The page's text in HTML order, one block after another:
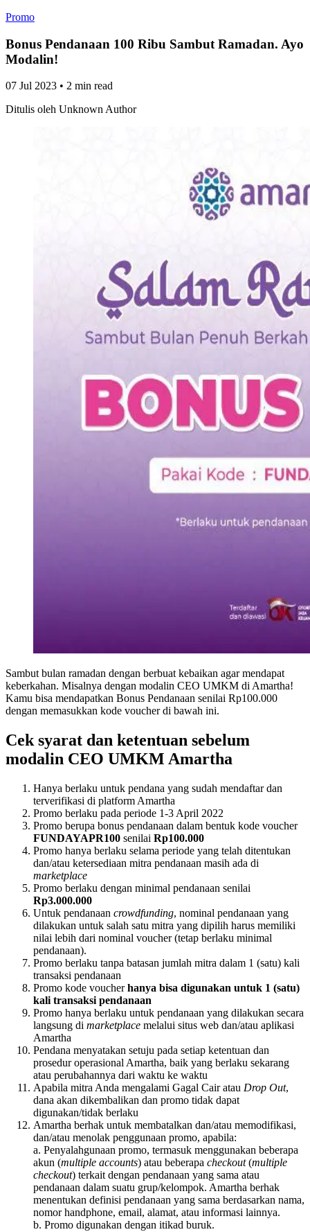
Promo
Bonus Pendanaan 100 Ribu Sambut Ramadan. Ayo
Modalin!
07 Jul 2023 • 2 min read
Ditulis oleh Unknown Author
Sambut bulan ramadan dengan berbuat kebaikan agar mendapat
keberkahan. Misalnya dengan modalin CEO UMKM di Amartha!
Kamu bisa mendapatkan Bonus Pendanaan senilai Rp100.000
dengan memasukkan kode voucher di bawah ini.
Cek syarat dan ketentuan sebelum
modalin CEO UMKM Amartha
Hanya berlaku untuk pendana yang sudah mendaftar dan
terverifikasi di platform Amartha
Promo berlaku pada periode 1-3 April 2022
Promo berupa bonus pendanaan dalam bentuk kode voucher
FUNDAYAPR100 senilai Rp100.000
Promo hanya berlaku selama periode yang telah ditentukan
dan/atau ketersediaan mitra pendanaan masih ada di
marketplace
Promo berlaku dengan minimal pendanaan senilai
Rp3.000.000
Untuk pendanaan crowdfunding, nominal pendanaan yang
dilakukan untuk salah satu mitra yang dipilih harus memiliki
nilai lebih dari nominal voucher (tetap berlaku minimal
pendanaan).
Promo berlaku tanpa batasan jumlah mitra dalam 1 (satu) kali
transaksi pendanaan
Promo kode voucherhanya bisa digunakan untuk 1 (satu)
kali transaksi pendanaan
Promo hanya berlaku untuk pendanaan yang dilakukan secara
langsung di marketplace melalui situs web dan/atau aplikasi
Amartha
Pendana menyatakan setuju pada setiap ketentuan dan
prosedur operasional Amartha, baik yang berlaku sekarang
atau perubahannya dari waktu ke waktu
Apabila mitra Anda mengalami Gagal Cair atau Drop Out,
dana akan dikembalikan dan promo tidak dapat
digunakan/tidak berlaku
Amartha berhak untuk membatalkan dan/atau memodifikasi,
dan/atau menolak penggunaan promo, apabila:
a. Penyalahgunaan promo, termasuk menggunakan beberapa
akun (multiple accounts) atau beberapa checkout(multiple
checkout) terkait dengan pendanaan yang sama atau
pendanaan dalam suatu grup/kelompok. Amartha berhak
menentukan definisi pendanaan yang sama berdasarkan nama,
nomor handphone, email, alamat, atau informasi lainnya.
b. Promo digunakan dengan itikad buruk.